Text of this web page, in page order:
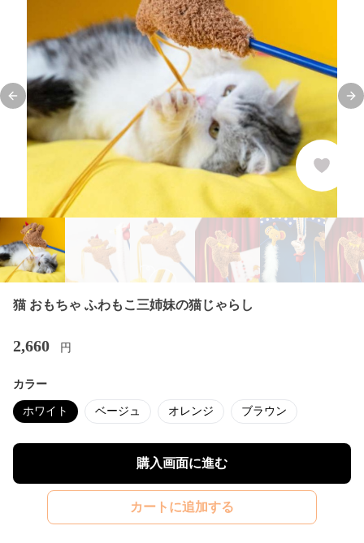
Previous slide
猫 おもちゃ ふわもこ三姉妹の猫じゃらし
2,660 円
カラー
ホワイト ベージュ オレンジ ブラウン
購入画面に進む
カートに追加する